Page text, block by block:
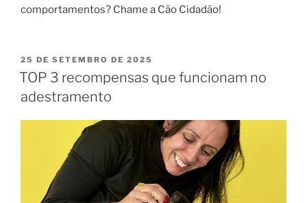
comportamentos? Chame a Cão Cidadão!
25 DE SETEMBRO DE 2025
TOP 3 recompensas que funcionam no
adestramento